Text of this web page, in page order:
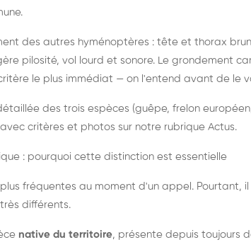
des autres hyménoptères : tête et thorax
pilosité, vol lourd et sonore. Le grondement
le plus immédiat — on l'entend avant de le
des trois espèces (guêpe, frelon
critères et photos sur notre rubrique Actus.
: pourquoi cette distinction est essentielle
fréquentes au moment d'un appel. Pourtant,
différents.
native du territoire, présente depuis toujours